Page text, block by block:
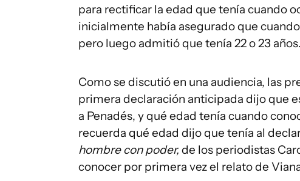
para rectificar la edad que tenía cuando
inicialmente había asegurado que
pero luego admitió que tenía 22 o 23 años.
Como se discutió en una audiencia, las
primera declaración anticipada dijo que
a Penadés, y qué edad tenía cuando
recuerda qué edad dijo que tenía al
hombre con poder, de los periodistas
conocer por primera vez el relato de